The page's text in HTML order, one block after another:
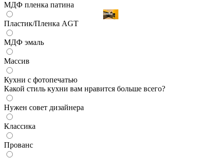
МДФ пленка патина
Пластик/Пленка AGT
МДФ эмаль
Массив
Кухни с фотопечатью
Какой стиль кухни вам нравится больше всего?
Нужен совет дизайнера
Классика
Прованс